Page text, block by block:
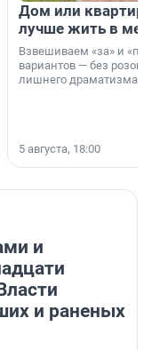
Дом или
лучше жить в
Взвешиваем «за» и
вариантов — без
лишнего драматизма.
5 августа, 18:00
и
и раненых